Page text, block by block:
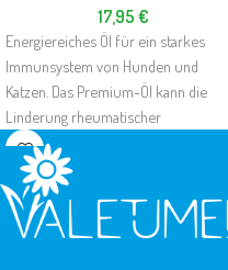
17,95 €
Energiereiches Öl für ein starkes
Immunsystem von Hunden und
Katzen. Das Premium-Öl kann die
Linderung rheumatischer
Beschwerden fördern, zur Pflege und
Regeneration von Haut und Fell
beitragen und den Stoffwechsel
unterstützen.